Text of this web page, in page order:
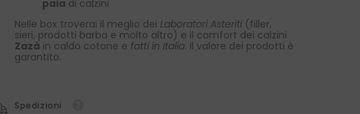
paia di calzini
Nelle box troverai il meglio dei Laboratori Asteriti (filler,
sieri, prodotti barba e molto altro) e il comfort dei calzini
Zazà in caldo cotone e fatti in Italia. Il valore dei prodotti è
garantito.
Spedizioni